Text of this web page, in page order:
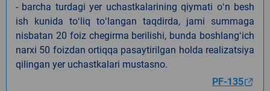
- barcha turdagi yer uchastkalarining qiymati oʻn besh
ish kunida toʻliq toʻlangan taqdirda, jami summaga
nisbatan 20 foiz chegirma berilishi, bunda boshlangʻich
narxi 50 foizdan ortiqqa pasaytirilgan holda realizatsiya
qilingan yer uchastkalari mustasno.
PF-135